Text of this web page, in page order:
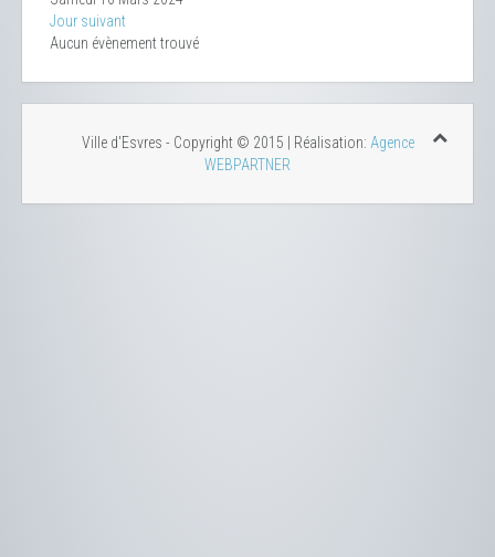
Jour suivant
Aucun évènement trouvé
Ville d'Esvres - Copyright © 2015 | Réalisation: Agence
WEBPARTNER